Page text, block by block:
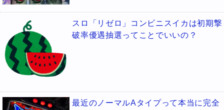
スロ「リゼロ」コンビニスイカは初期撃
破率優遇抽選ってことでいいの？
最近のノーマルAタイプって本当に完全